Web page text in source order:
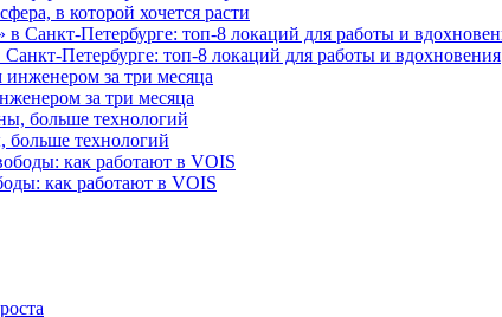
в которой хочется расти
Петербурге: топ-8 локаций для работы и вдохновения
за три месяца
больше технологий
как работают в VOIS